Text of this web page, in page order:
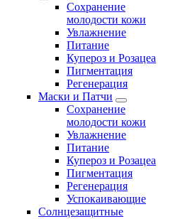
Сохранение
молодости кожи
Увлажнение
Питание
Купероз и Розацеа
Пигментация
Регенерация
Маски и Патчи
Сохранение
молодости кожи
Увлажнение
Питание
Купероз и Розацеа
Пигментация
Регенерация
Успокаивающие
Солнцезащитные